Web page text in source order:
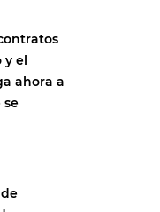
y el
ahora a
se